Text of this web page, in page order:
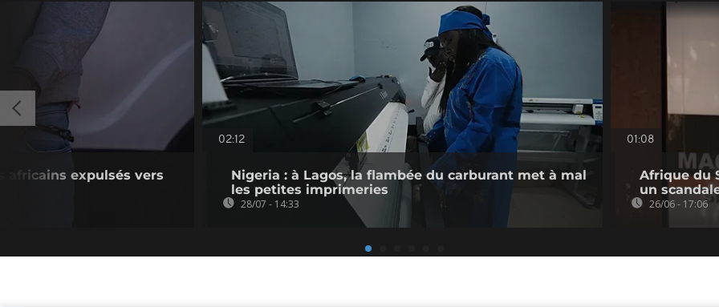
africains expulsés vers
02:12
Nigeria : à Lagos, la flambée du carburant met à mal
les petites imprimeries
28/07 - 14:33
01:08
Afrique du
un
26/06 - 17:06